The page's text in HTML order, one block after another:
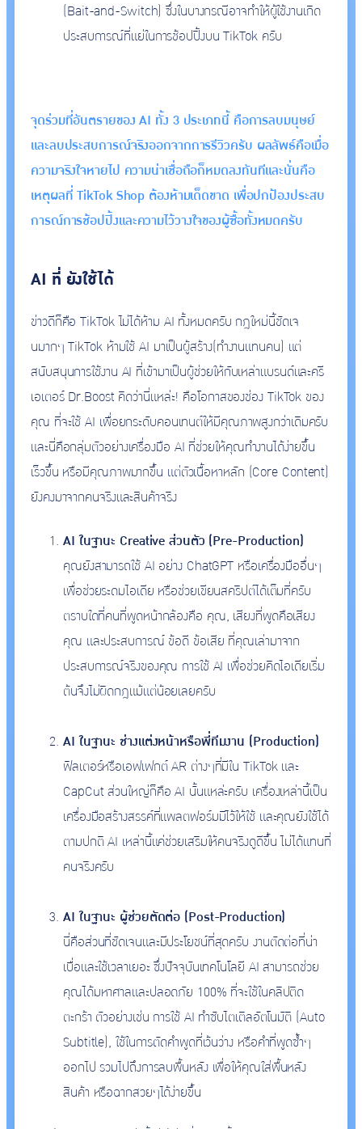
(Bait-and-Switch) ซึ่งในบางกรณีอาจทำให้ผู้ใช้งานเกิด
ประสบการณ์ที่แย่ในการช้อปปิ้งบน TikTok ครับ
จุดร่วมที่อันตรายของ AI ทั้ง 3 ประเภทนี้ คือการลบมนุษย์
และลบประสบการณ์จริงออกจากการรีวิวครับ ผลลัพธ์คือเมื่อ
ความจริงใจหายไป ความน่าเชื่อถือก็หมดลงทันทีและนั่นคือ
เหตุผลที่ TikTok Shop ต้องห้ามเด็ดขาด เพื่อปกป้องประสบ
การณ์การช้อปปิ้งและความไว้วางใจของผู้ซื้อทั้งหมดครับ
AI ที่ ยังใช้ได้
ข่าวดีก็คือ TikTok ไม่ได้ห้าม AI ทั้งหมดครับ กฎใหม่นี้ชัดเจ
นมากๆ TikTok ห้ามใช้ AI มาเป็นผู้สร้าง(ทำงานแทนคน) แต่
สนับสนุนการใช้งาน AI ที่เข้ามาเป็นผู้ช่วยให้กับเหล่าแบรนด์และครี
เอเตอร์ Dr.Boost คิดว่านี่แหล่ะ! คือโอกาสของช่อง TikTok ของ
คุณ ที่จะใช้ AI เพื่อยกระดับคอนเทนต์ให้มีคุณภาพสูงกว่าเดิมครับ
และนี่คือกลุ่มตัวอย่างเครื่องมือ AI ที่ช่วยให้คุณทำงานได้ง่ายขึ้น
เร็วขึ้น หรือมีคุณภาพมากขึ้น แต่ตัวเนื้อหาหลัก (Core Content)
ยังคงมาจากคนจริงและสินค้าจริง
AI ในฐานะ Creative ส่วนตัว (Pre-Production)
คุณยังสามารถใช้ AI อย่าง ChatGPT หรือเครื่องมืออื่นๆ
เพื่อช่วยระดมไอเดีย หรือช่วยเขียนสคริปต์ได้เต็มที่ครับ
ตราบใดที่คนที่พูดหน้ากล้องคือ คุณ, เสียงที่พูดคือเสียง
คุณ และประสบการณ์ ข้อดี ข้อเสีย ที่คุณเล่ามาจาก
ประสบการณ์จริงของคุณ การใช้ AI เพื่อช่วยคิดไอเดียเริ่ม
ต้นจึงไม่ผิดกฎแม้แต่น้อยเลยครับ
AI ในฐานะ ช่างแต่งหน้าหรือพี่ทีมงาน (Production)
ฟิลเตอร์หรือเอฟเฟกต์ AR ต่างๆที่มีใน TikTok และ
CapCut ส่วนใหญ่ก็คือ AI นั้นแหล่ะครับ เครื่องเหล่านี้เป็น
เครื่องมือสร้างสรรค์ที่แพลตฟอร์มมีไว้ให้ใช้ และคุณยังใช้ได้
ตามปกติ AI เหล่านี้แค่ช่วยเสริมให้คนจริงดูดีขึ้น ไม่ได้แทนที่
คนจริงครับ
AI ในฐานะ ผู้ช่วยตัดต่อ (Post-Production)
นี่คือส่วนที่ชัดเจนและมีประโยชน์ที่สุดครับ งานตัดต่อที่น่า
เบื่อและใช้เวลาเยอะ ซึ่งปัจจุบันเทคโนโลยี AI สามารถช่วย
คุณได้มหาศาลและปลอดภัย 100% ที่จะใช้ในคลิปติด
ตะกร้า ตัวอย่างเช่น การใช้ AI ทำซับไตเติลอัตโนมัติ (Auto
Subtitle), ใช้ในการตัดคำพูดที่เว้นว่าง หรือคำที่พูดซ้ำๆ
ออกไป รวมไปถึงการลบพื้นหลัง เพื่อให้คุณใส่พื้นหลัง
สินค้า หรือฉากสวยๆได้ง่ายขึ้น